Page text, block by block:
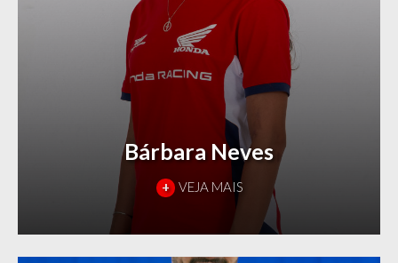
Bárbara Neves
+ VEJA MAIS